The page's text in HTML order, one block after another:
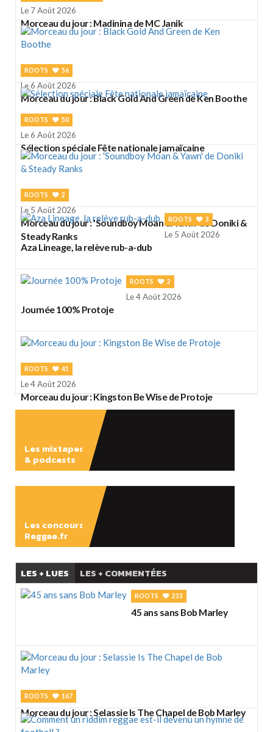
Le 7 Août 2026
Morceau du jour : Madinina de MC Janik
ROOTS 56
Le 6 Août 2026
Morceau du jour : Black Gold And Green de Ken Boothe
ROOTS 50
Le 6 Août 2026
Sélection spéciale Fête nationale jamaïcaine
ROOTS 2
Le 5 Août 2026
Morceau du jour : 'Soundboy Moan & Yawn' de Doniki &
Steady Ranks
ROOTS 3
Le 5 Août 2026
Aza Lineage, la relève rub-a-dub
ROOTS 2
Le 4 Août 2026
Journée 100% Protoje
ROOTS 41
Le 4 Août 2026
Morceau du jour : Kingston Be Wise de Protoje
Les mixtapes
& podcasts
Les concours
Reggae.fr
LES + LUES LES + COMMENTÉES
ROOTS 233
45 ans sans Bob Marley
ROOTS 167
Morceau du jour : Selassie Is The Chapel de Bob Marley